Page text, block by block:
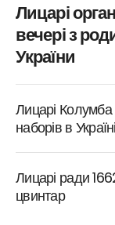
Лицарі
вечері з
України
Лицарі
наборів в Україні
Лицарі ради
цвинтар